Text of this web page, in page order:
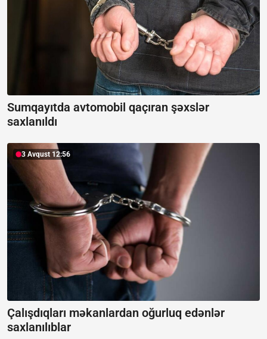
Sumqayıtda avtomobil qaçıran şəxslər
saxlanıldı
3 Avqust 12:56
Çalışdıqları məkanlardan oğurluq edənlər
saxlanılıblar